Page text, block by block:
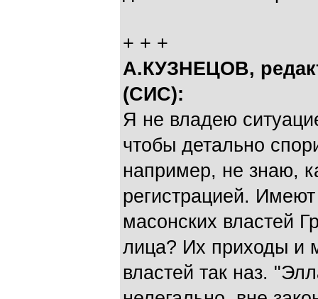
+ + +
А.КУЗНЕЦОВ,
(СИС):
Я не владею
чтобы детально
например, не знаю,
регистрацией.
масонских властей
лица? Их приходы и
властей так наз.